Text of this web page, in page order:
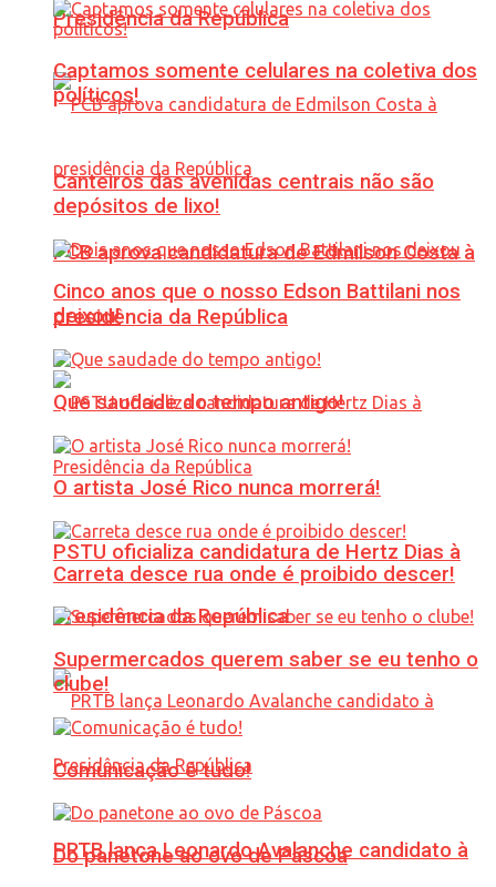
Presidência da República
PCB aprova candidatura de Edmilson Costa à
presidência da República
PSTU oficializa candidatura de Hertz Dias à
Presidência da República
PRTB lança Leonardo Avalanche candidato à
Captamos somente celulares na coletiva dos
políticos!
Canteiros das avenidas centrais não são
depósitos de lixo!
Cinco anos que o nosso Edson Battilani nos
deixou!
Que saudade do tempo antigo!
O artista José Rico nunca morrerá!
Carreta desce rua onde é proibido descer!
Supermercados querem saber se eu tenho o
clube!
Comunicação é tudo!
Do panetone ao ovo de Páscoa